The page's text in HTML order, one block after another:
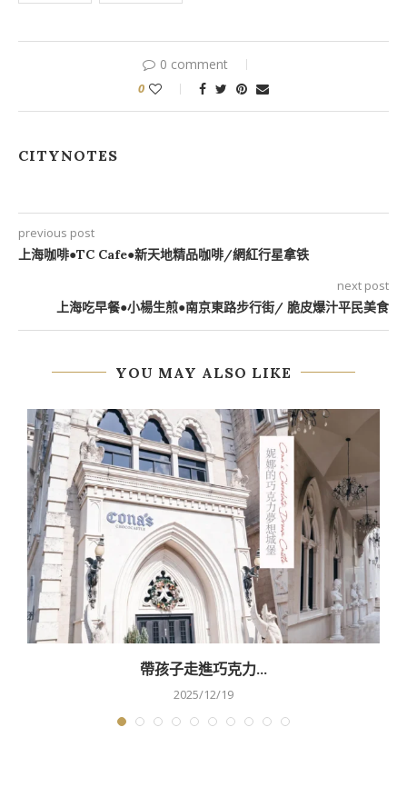
0 comment
0
CITYNOTES
previous post
上海咖啡●TC Cafe●新天地精品咖啡/網紅行星拿铁
next post
上海吃早餐●小楊生煎●南京東路步行街/ 脆皮爆汁平民美食
YOU MAY ALSO LIKE
帶孩子走進巧克力...
2025/12/19